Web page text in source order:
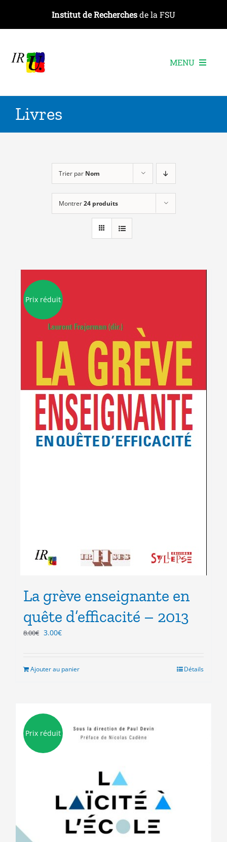
contenu
Institut de Recherchesde la FSU
MENU
Les recherches
Les événements
Livres
Trier par Nom
Montrer24 produits
Prix réduit
La grève enseignante en
quête d’efficacité – 2013
8.00€ Le
était :
3.00€Le
est :
Ajouter au panier Détails
Prix réduit